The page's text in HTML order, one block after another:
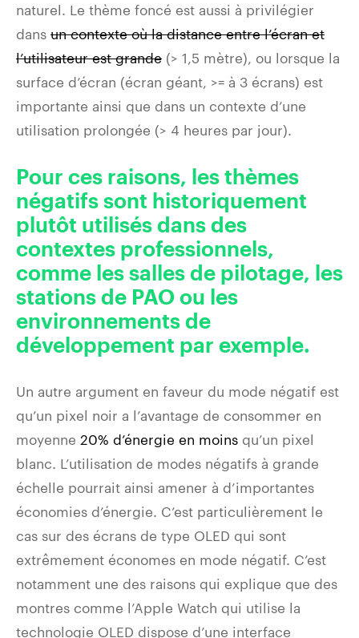
naturel. Le thème foncé est aussi à privilégier
dans un contexte où la distance entre l’écran et
l’utilisateur est grande (> 1,5 mètre), ou lorsque la
surface d’écran (écran géant, >= à 3 écrans) est
importante ainsi que dans un contexte d’une
utilisation prolongée (> 4 heures par jour).
Pour ces raisons, les thèmes
négatifs sont historiquement
plutôt utilisés dans des
contextes professionnels,
comme les salles de pilotage, les
stations de PAO ou les
environnements de
développement par exemple.
Un autre argument en faveur du mode négatif est
qu’un pixel noir a l’avantage de consommer en
moyenne 20% d’énergie en moins qu’un pixel
blanc. L’utilisation de modes négatifs à grande
échelle pourrait ainsi amener à d’importantes
économies d’énergie. C’est particulièrement le
cas sur des écrans de type OLED qui sont
extrêmement économes en mode négatif. C’est
notamment une des raisons qui explique que des
montres comme l’Apple Watch qui utilise la
technologie OLED dispose d’une interface